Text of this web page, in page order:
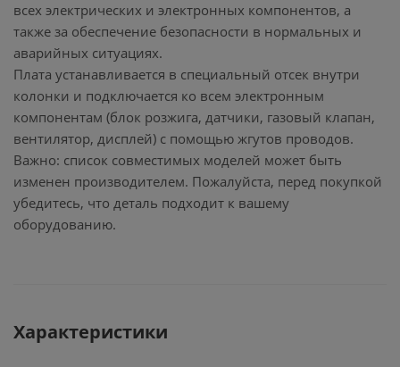
всех электрических и электронных компонентов, а
также за обеспечение безопасности в нормальных и
аварийных ситуациях.
Плата устанавливается в специальный отсек внутри
колонки и подключается ко всем электронным
компонентам (блок розжига, датчики, газовый клапан,
вентилятор, дисплей) с помощью жгутов проводов.
Важно: список совместимых моделей может быть
изменен производителем. Пожалуйста, перед покупкой
убедитесь, что деталь подходит к вашему
оборудованию.
Характеристики